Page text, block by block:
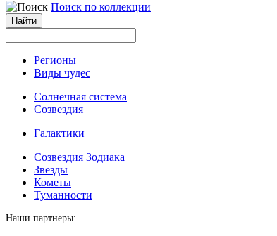
Поиск по коллекции
Регионы
Виды чудес
Солнечная система
Созвездия
Галактики
Созвездия Зодиака
Звезды
Кометы
Туманности
Наши партнеры: